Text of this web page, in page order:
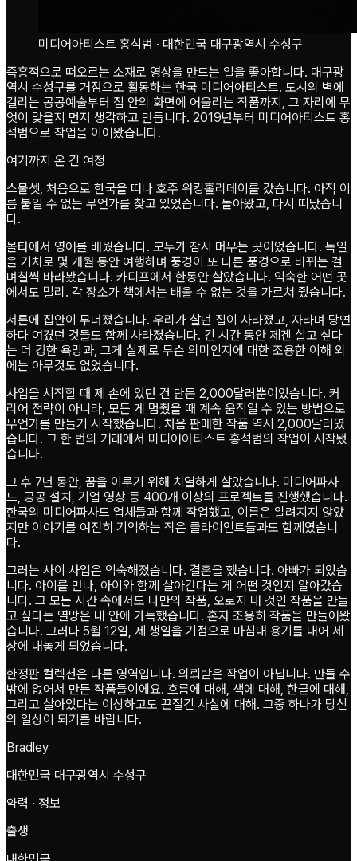
미디어아티스트 홍석범 · 대한민국 대구광역시 수성구
즉흥적으로 떠오르는 소재로 영상을 만드는 일을 좋아합니다. 대구광
역시 수성구를 거점으로 활동하는 한국 미디어아티스트. 도시의 벽에
걸리는 공공예술부터 집 안의 화면에 어울리는 작품까지, 그 자리에 무
엇이 맞을지 먼저 생각하고 만듭니다. 2019년부터 미디어아티스트 홍
석범으로 작업을 이어왔습니다.
여기까지 온 긴 여정
스물셋, 처음으로 한국을 떠나 호주 워킹홀리데이를 갔습니다. 아직 이
름 붙일 수 없는 무언가를 찾고 있었습니다. 돌아왔고, 다시 떠났습니
다.
몰타에서 영어를 배웠습니다. 모두가 잠시 머무는 곳이었습니다. 독일
을 기차로 몇 개월 동안 여행하며 풍경이 또 다른 풍경으로 바뀌는 걸
며칠씩 바라봤습니다. 카디프에서 한동안 살았습니다. 익숙한 어떤 곳
에서도 멀리. 각 장소가 책에서는 배울 수 없는 것을 가르쳐 줬습니다.
서른에 집안이 무너졌습니다. 우리가 살던 집이 사라졌고, 자라며 당연
하다 여겼던 것들도 함께 사라졌습니다. 긴 시간 동안 제겐 살고 싶다
는 더 강한 욕망과, 그게 실제로 무슨 의미인지에 대한 조용한 이해 외
에는 아무것도 없었습니다.
사업을 시작할 때 제 손에 있던 건 단돈 2,000달러뿐이었습니다. 커
리어 전략이 아니라, 모든 게 멈췄을 때 계속 움직일 수 있는 방법으로
무언가를 만들기 시작했습니다. 처음 판매한 작품 역시 2,000달러였
습니다. 그 한 번의 거래에서 미디어아티스트 홍석범의 작업이 시작됐
습니다.
그 후 7년 동안, 꿈을 이루기 위해 치열하게 살았습니다. 미디어파사
드, 공공 설치, 기업 영상 등 400개 이상의 프로젝트를 진행했습니다.
한국의 미디어파사드 업체들과 함께 작업했고, 이름은 알려지지 않았
지만 이야기를 여전히 기억하는 작은 클라이언트들과도 함께였습니
다.
그러는 사이 사업은 익숙해졌습니다. 결혼을 했습니다. 아빠가 되었습
니다. 아이를 만나, 아이와 함께 살아간다는 게 어떤 것인지 알아갔습
니다. 그 모든 시간 속에서도 나만의 작품, 오로지 내 것인 작품을 만들
고 싶다는 열망은 내 안에 가득했습니다. 혼자 조용히 작품을 만들어왔
습니다. 그러다 5월 12일, 제 생일을 기점으로 마침내 용기를 내어 세
상에 내놓게 되었습니다.
한정판 컬렉션은 다른 영역입니다. 의뢰받은 작업이 아닙니다. 만들 수
밖에 없어서 만든 작품들이에요. 흐름에 대해, 색에 대해, 한글에 대해,
그리고 살아있다는 이상하고도 끈질긴 사실에 대해. 그중 하나가 당신
의 일상이 되기를 바랍니다.
Bradley
대한민국 대구광역시 수성구
약력 · 정보
출생